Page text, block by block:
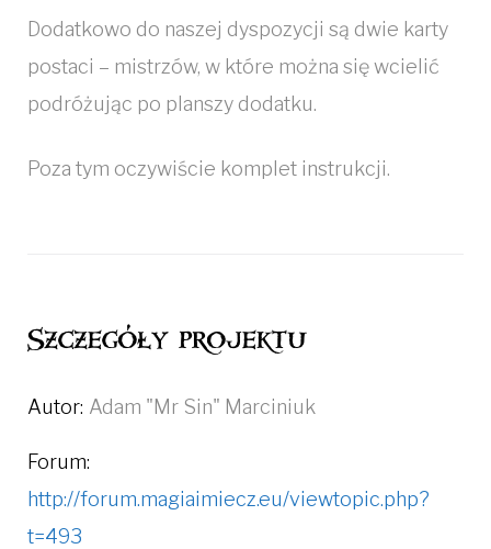
Dodatkowo do naszej dyspozycji są dwie karty
postaci – mistrzów, w które można się wcielić
podróżując po planszy dodatku.
Poza tym oczywiście komplet instrukcji.
Szczegóły projektu
Autor: Adam "Mr Sin" Marciniuk
Forum:
http://forum.magiaimiecz.eu/viewtopic.php?
t=493